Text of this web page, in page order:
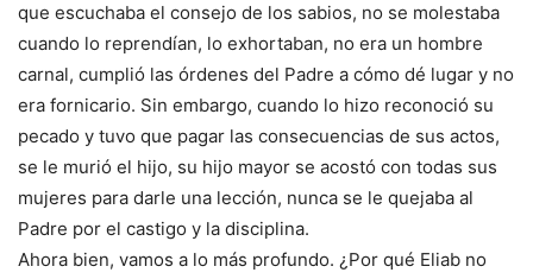
que escuchaba el consejo de los sabios, no se molestaba
cuando lo reprendían, lo exhortaban, no era un hombre
carnal, cumplió las órdenes del Padre a cómo dé lugar y no
era fornicario. Sin embargo, cuando lo hizo reconoció su
pecado y tuvo que pagar las consecuencias de sus actos,
se le murió el hijo, su hijo mayor se acostó con todas sus
mujeres para darle una lección, nunca se le quejaba al
Padre por el castigo y la disciplina.
Ahora bien, vamos a lo más profundo. ¿Por qué Eliab no